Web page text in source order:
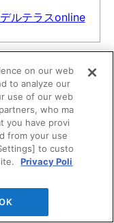
on our web
to analyze our
use of our web
who ma
you have provi
from your use
to custo
Privacy Poli